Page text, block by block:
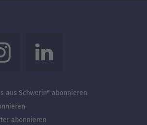
aus Schwerin" abonnieren
abonnieren